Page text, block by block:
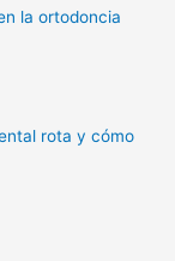
la ortodoncia
rota y cómo